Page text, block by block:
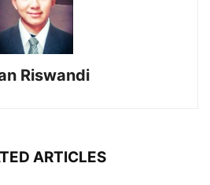
Riswandi
ARTICLES